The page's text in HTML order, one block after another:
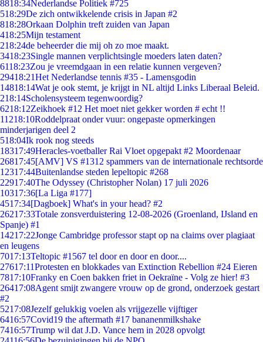
8818:34Nederlandse Politiek #725
518:29De zich ontwikkelende crisis in Japan #2
818:28Orkaan Dolphin treft zuiden van Japan
418:25Mijn testament
218:24de beheerder die mij oh zo moe maakt.
3418:23Single mannen verplichtsingle moeders laten daten?
6118:23Zou je vreemdgaan in een relatie kunnen vergeven?
29418:21Het Nederlandse tennis #35 - Lamensgodin
14818:14Wat je ook stemt, je krijgt in NL altijd Links Liberaal Beleid.
218:14Scholensysteem tegenwoordig?
6218:12Zeikhoek #12 Het moet niet gekker worden # echt !!
11218:10Roddelpraat onder vuur: ongepaste opmerkingen
minderjarigen deel 2
518:04Ik rook nog steeds
18317:49Heracles-voetballer Rai Vloet opgepakt #2 Moordenaar
26817:45[AMV] VS #1312 spammers van de internationale rechtsorde
12317:44Buitenlandse steden lepeltopic #268
22917:40The Odyssey (Christopher Nolan) 17 juli 2026
10317:36[La Liga #177]
4517:34[Dagboek] What's in your head? #2
26217:33Totale zonsverduistering 12-08-2026 (Groenland, IJsland en
Spanje) #1
14217:22Jonge Cambridge professor stapt op na claims over plagiaat
en leugens
7017:13Teltopic #1567 tel door en door en door....
27617:11Protesten en blokkades van Extinction Rebellion #24 Eieren
7817:10Franky en Coen bakken friet in Oekraïne - Volg ze hier! #3
26417:08Agent smijt zwangere vrouw op de grond, onderzoek gestart
#2
5217:08Jezelf gelukkig voelen als vrijgezelle vijftiger
6416:57Covid19 the aftermath #17 bananenmilkshake
7416:57Trump wil dat J.D. Vance hem in 2028 opvolgt